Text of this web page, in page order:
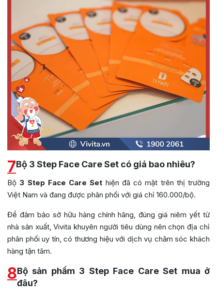
7Bộ 3 Step Face Care Set có giá bao nhiêu?
Bộ 3 Step Face Care Set hiện đã có mặt trên thị trường
Việt Nam và đang được phân phối với giá chỉ 160.000/bộ.
Để đảm bảo sở hữu hàng chính hãng, đúng giá niêm yết từ
nhà sản xuất, Vivita khuyên người tiêu dùng nên chọn địa chỉ
phân phối uy tín, có thương hiệu với dịch vụ chăm sóc khách
hàng tận tâm.
8Bộ sản phẩm 3 Step Face Care Set mua ở
đâu?